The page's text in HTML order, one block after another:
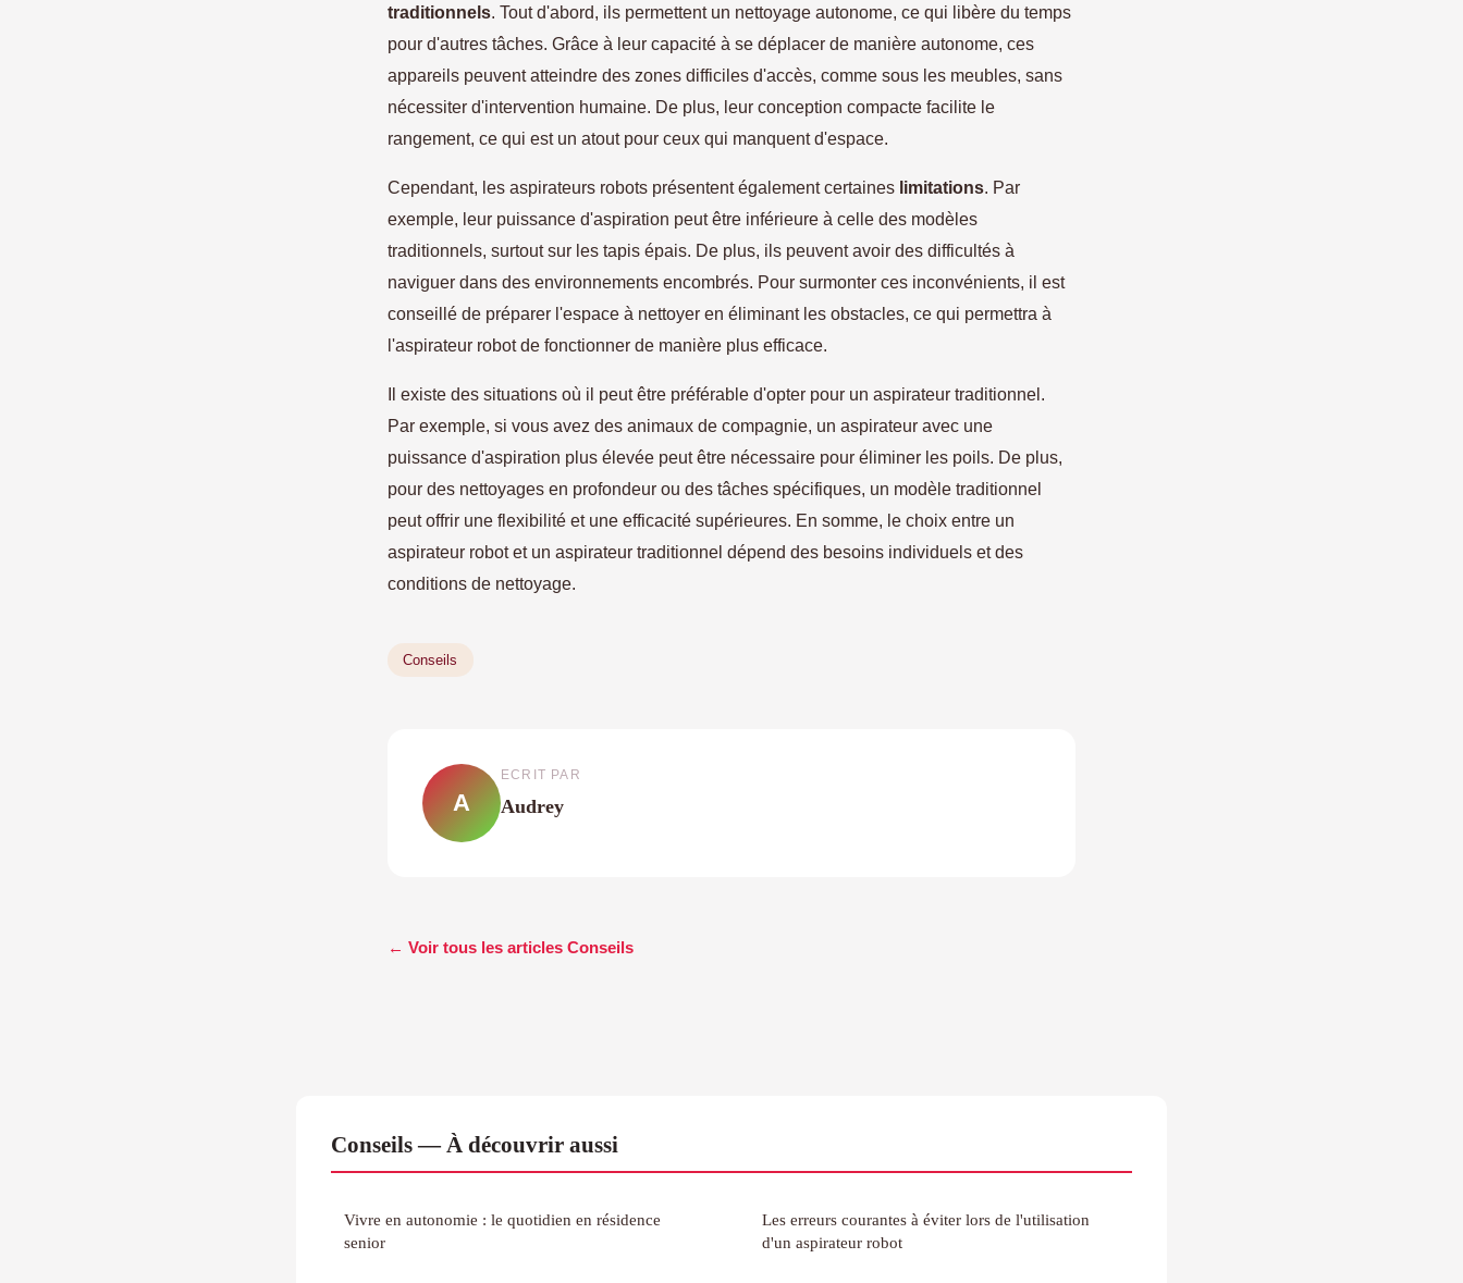
traditionnels. Tout d'abord, ils permettent un nettoyage autonome, ce qui libère du temps
pour d'autres tâches. Grâce à leur capacité à se déplacer de manière autonome, ces
appareils peuvent atteindre des zones difficiles d'accès, comme sous les meubles, sans
nécessiter d'intervention humaine. De plus, leur conception compacte facilite le
rangement, ce qui est un atout pour ceux qui manquent d'espace.
Cependant, les aspirateurs robots présentent également certaines limitations. Par
exemple, leur puissance d'aspiration peut être inférieure à celle des modèles
traditionnels, surtout sur les tapis épais. De plus, ils peuvent avoir des difficultés à
naviguer dans des environnements encombrés. Pour surmonter ces inconvénients, il est
conseillé de préparer l'espace à nettoyer en éliminant les obstacles, ce qui permettra à
l'aspirateur robot de fonctionner de manière plus efficace.
Il existe des situations où il peut être préférable d'opter pour un aspirateur traditionnel.
Par exemple, si vous avez des animaux de compagnie, un aspirateur avec une
puissance d'aspiration plus élevée peut être nécessaire pour éliminer les poils. De plus,
pour des nettoyages en profondeur ou des tâches spécifiques, un modèle traditionnel
peut offrir une flexibilité et une efficacité supérieures. En somme, le choix entre un
aspirateur robot et un aspirateur traditionnel dépend des besoins individuels et des
conditions de nettoyage.
Conseils
A
ECRIT PAR
Audrey
← Voir tous les articles Conseils
Conseils — À découvrir aussi
Vivre en autonomie : le quotidien en résidence
senior
Les erreurs courantes à éviter lors de l'utilisation
d'un aspirateur robot